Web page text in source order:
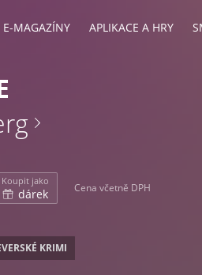
E-MAGAZÍNY APLIKACE A HRY
Koupit jako
dárek Cena včetně DPH
KRIMI